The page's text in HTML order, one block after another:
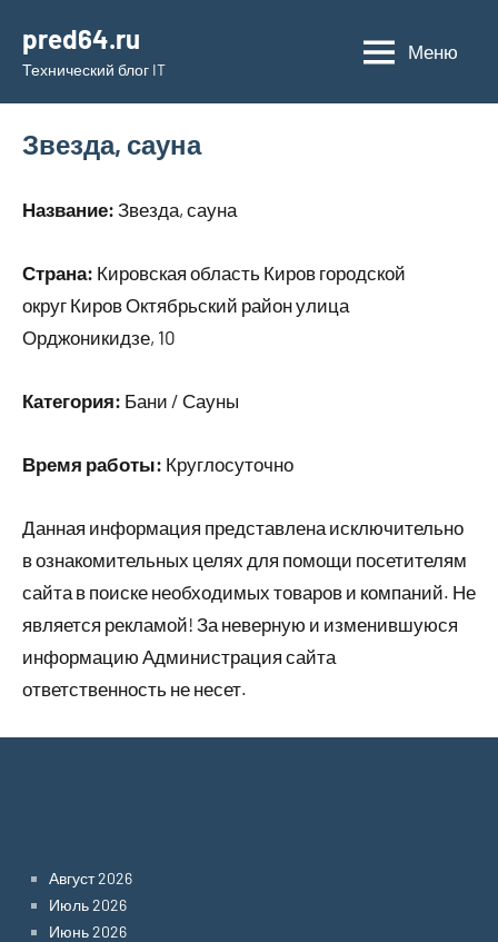
содержимому
pred64.ru
Технический блог IT
Меню
Звезда, сауна
Название: Звезда, сауна
Страна: Кировская область Киров городской
округ Киров Октябрьский район улица
Орджоникидзе, 10
Категория: Бани / Сауны
Время работы: Круглосуточно
Данная информация представлена исключительно
в ознакомительных целях для помощи посетителям
сайта в поиске необходимых товаров и компаний. Не
является рекламой! За неверную и изменившуюся
информацию Администрация сайта
ответственность не несет.
Август 2026
Июль 2026
Июнь 2026